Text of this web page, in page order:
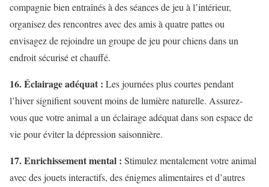
compagnie bien entraînés à des séances de jeu à l’intérieur,
organisez des rencontres avec des amis à quatre pattes ou
envisagez de rejoindre un groupe de jeu pour chiens dans un
endroit sécurisé et chauffé.
16. Éclairage adéquat : Les journées plus courtes pendant
l’hiver signifient souvent moins de lumière naturelle. Assurez-
vous que votre animal a un éclairage adéquat dans son espace de
vie pour éviter la dépression saisonnière.
17. Enrichissement mental : Stimulez mentalement votre animal
avec des jouets interactifs, des énigmes alimentaires et d’autres